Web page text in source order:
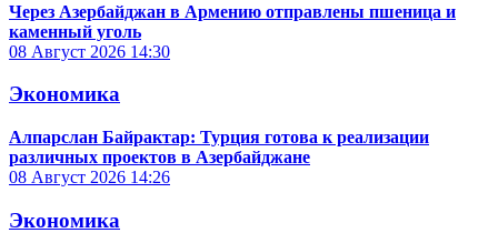
Через Азербайджан в Армению отправлены пшеница и
каменный уголь
08 Август 2026 14:30
Экономика
Алпарслан Байрактар: Турция готова к реализации
различных проектов в Азербайджане
08 Август 2026 14:26
Экономика